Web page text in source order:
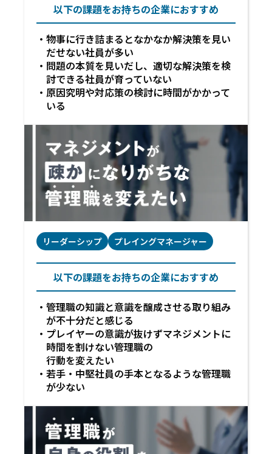
以下の課題をお持ちの企業におすすめ
物事に行き詰まるとなかなか解決策を見い
だせない社員が多い
問題の本質を見いだし、適切な解決策を検
討できる社員が育っていない
原因究明や対応策の検討に時間がかかって
いる
リーダーシップ プレイングマネージャー
以下の課題をお持ちの企業におすすめ
管理職の知識と意識を醸成させる取り組み
が不十分だと感じる
プレイヤーの意識が抜けずマネジメントに
時間を割けない管理職の
行動を変えたい
若手・中堅社員の手本となるような管理職
が少ない